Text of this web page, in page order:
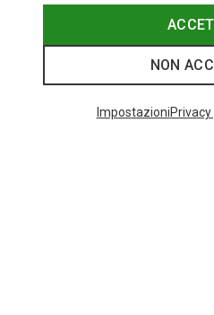
NON
Impostazioni